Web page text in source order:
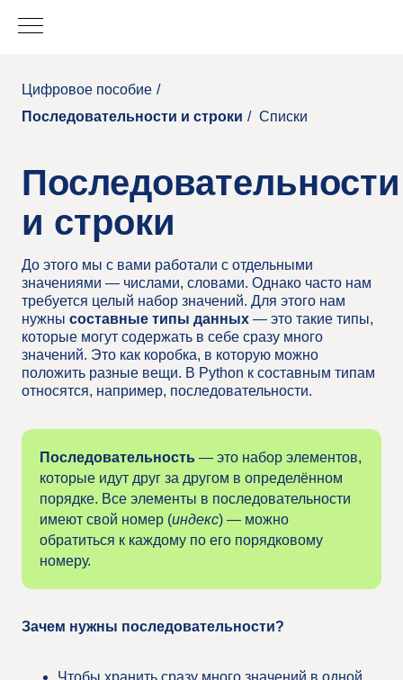
Цифровое пособие /
Последовательности и строки / Списки
Последовательности
и строки
До этого мы с вами работали с отдельными
значениями — числами, словами. Однако часто нам
требуется целый набор значений. Для этого нам
нужны составные типы данных — это такие типы,
которые могут содержать в себе сразу много
значений. Это как коробка, в которую можно
положить разные вещи. В Python к составным типам
относятся, например, последовательности.
Последовательность — это набор элементов,
которые идут друг за другом в определённом
порядке. Все элементы в последовательности
имеют свой номер (индекс) — можно
обратиться к каждому по его порядковому
номеру.
Зачем нужны последовательности?
Чтобы хранить сразу много значений в одной